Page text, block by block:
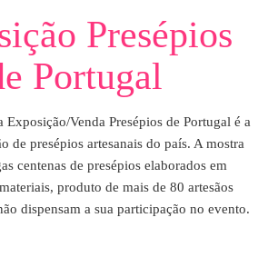
Presépios
Portugal
Exposição/Venda Presépios de Portugal é a
de presépios artesanais do país. A mostra
centenas de presépios elaborados em
produto de mais de 80 artesãos
dispensam a sua participação no evento.